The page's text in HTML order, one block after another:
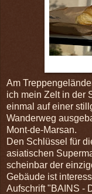
Am
ich mein Zelt in der
einmal auf einer
Wanderweg
Mont-de-Marsan.
Den Schlüssel für
asiatischen
scheinbar der
Gebäude ist
Aufschrift "BAINS -